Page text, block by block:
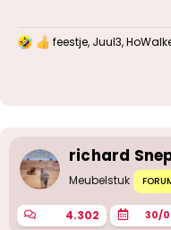
W
n
g
n
:
feestje, Juul3,
richard
Meubelstuk
4.302 30/